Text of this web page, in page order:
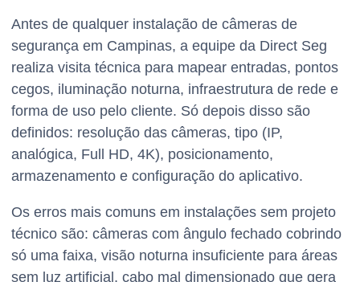
Antes de qualquer instalação de câmeras de
segurança em Campinas, a equipe da Direct Seg
realiza visita técnica para mapear entradas, pontos
cegos, iluminação noturna, infraestrutura de rede e
forma de uso pelo cliente. Só depois disso são
definidos: resolução das câmeras, tipo (IP,
analógica, Full HD, 4K), posicionamento,
armazenamento e configuração do aplicativo.
Os erros mais comuns em instalações sem projeto
técnico são: câmeras com ângulo fechado cobrindo
só uma faixa, visão noturna insuficiente para áreas
sem luz artificial, cabo mal dimensionado que gera